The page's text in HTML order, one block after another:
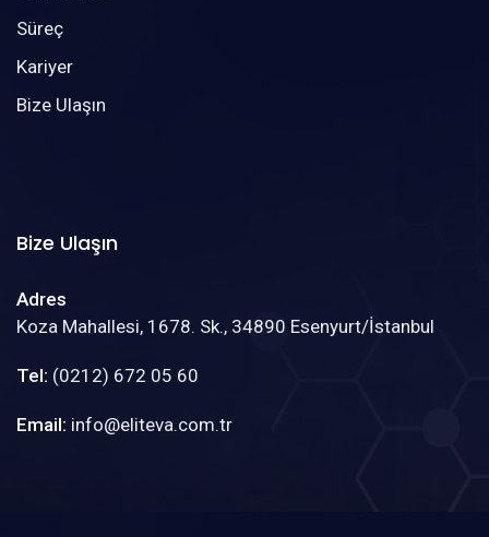
Süreç
Kariyer
Bize Ulaşın
Bize Ulaşın
Adres
Koza Mahallesi, 1678. Sk., 34890 Esenyurt/İstanbul
Tel: (0212) 672 05 60
Email: info@eliteva.com.tr